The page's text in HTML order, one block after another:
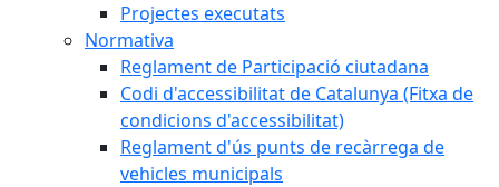
Projectes executats
Normativa
Reglament de Participació ciutadana
Codi d'accessibilitat de Catalunya (Fitxa de
condicions d'accessibilitat)
Reglament d'ús punts de recàrrega de
vehicles municipals